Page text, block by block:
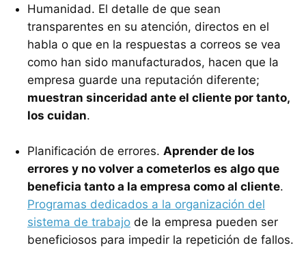
Humanidad. El detalle de que sean
transparentes en su atención, directos en el
habla o que en la respuestas a correos se vea
como han sido manufacturados, hacen que la
empresa guarde una reputación diferente;
muestran sinceridad ante el cliente por tanto,
los cuidan.
Planificación de errores. Aprender de los
errores y no volver a cometerlos es algo que
beneficia tanto a la empresa como al cliente.
Programas dedicados a la organización del
sistema de trabajo de la empresa pueden ser
beneficiosos para impedir la repetición de fallos.